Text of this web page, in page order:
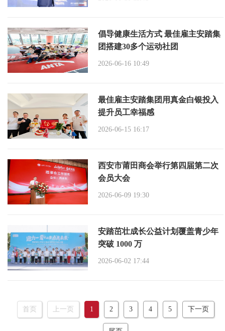
倡导健康生活方式 最佳雇主安踏集
团搭建30多个运动社团
2026-06-16 10:49
最佳雇主安踏集团用真金白银投入
提升员工幸福感
2026-06-15 16:17
西安市莆田商会举行第四届第二次
会员大会
2026-06-09 19:30
安踏茁壮成长公益计划覆盖青少年
突破 1000 万
2026-06-02 17:44
首页 上一页 1 2 3 4 5 下一页
尾页